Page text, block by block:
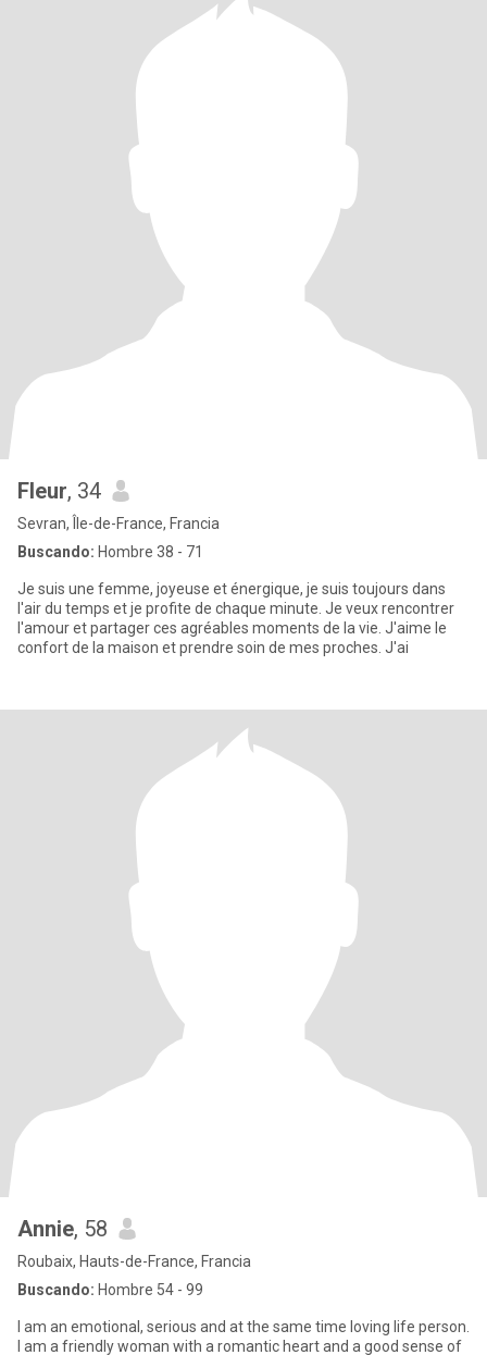
Fleur, 34
Sevran, Île-de-France, Francia
Buscando: Hombre 38 - 71
Je suis une femme, joyeuse et énergique, je suis toujours dans
l'air du temps et je profite de chaque minute. Je veux rencontrer
l'amour et partager ces agréables moments de la vie. J'aime le
confort de la maison et prendre soin de mes proches. J'ai
Annie, 58
Roubaix, Hauts-de-France, Francia
Buscando: Hombre 54 - 99
I am an emotional, serious and at the same time loving life person.
I am a friendly woman with a romantic heart and a good sense of